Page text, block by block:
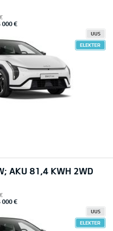
000 €
UUS
ELEKTER
AKU 81,4 KWH 2WD
000 €
UUS
ELEKTER